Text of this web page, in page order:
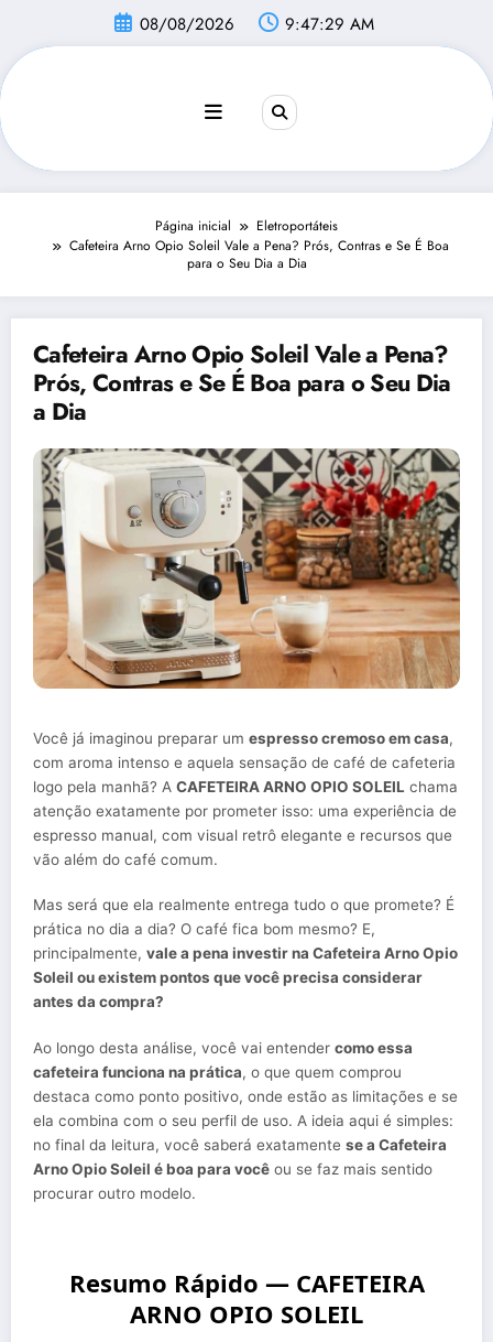
conteúdo
08/08/2026 9:47:30 AM
Página inicial
Eletroportáteis
Cafeteira Arno Opio Soleil Vale a Pena? Prós, Contras e Se É Boa
para o Seu Dia a Dia
Cafeteira Arno Opio Soleil Vale a Pena?
Prós, Contras e Se É Boa para o Seu Dia
a Dia
Você já imaginou preparar um espresso cremoso em casa,
com aroma intenso e aquela sensação de café de cafeteria
logo pela manhã? A CAFETEIRA ARNO OPIO SOLEIL chama
atenção exatamente por prometer isso: uma experiência de
espresso manual, com visual retrô elegante e recursos que
vão além do café comum.
Mas será que ela realmente entrega tudo o que promete? É
prática no dia a dia? O café fica bom mesmo? E,
principalmente, vale a pena investir na Cafeteira Arno Opio
Soleil ou existem pontos que você precisa considerar
antes da compra?
Ao longo desta análise, você vai entender como essa
cafeteira funciona na prática, o que quem comprou
destaca como ponto positivo, onde estão as limitações e se
ela combina com o seu perfil de uso. A ideia aqui é simples:
no final da leitura, você saberá exatamente se a Cafeteira
Arno Opio Soleil é boa para você ou se faz mais sentido
procurar outro modelo.
Resumo Rápido — CAFETEIRA
ARNO OPIO SOLEIL